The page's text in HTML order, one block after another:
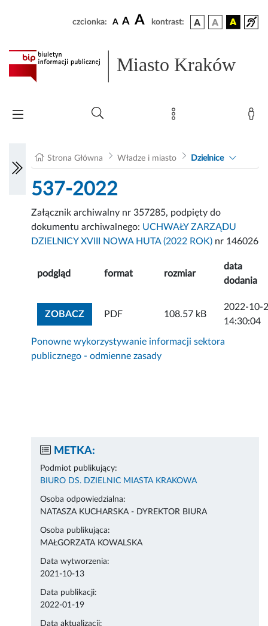
czcionka: A A A kontrast:
Miasto Kraków
Strona Główna Władze i miasto Dzielnice
537-2022
Załącznik archiwalny nr 357285, podpięty do
dokumentu archiwalnego: UCHWAŁY ZARZĄDU
DZIELNICY XVIII NOWA HUTA (2022 ROK) nr 146026
podgląd format rozmiar
data
dodania
ZOBACZZOBACZ ZAŁĄCZNIK
PDF 108.57 kB
2022-10-
14:30:04
Ponowne wykorzystywanie informacji sektora
publicznego - odmienne zasady
METKA:
Podmiot publikujący:
BIURO DS. DZIELNIC MIASTA KRAKOWA
Osoba odpowiedzialna:
NATASZA KUCHARSKA - DYREKTOR BIURA
Osoba publikująca:
MAŁGORZATA KOWALSKA
Data wytworzenia:
2021-10-13
Data publikacji:
2022-01-19
Data aktualizacji: